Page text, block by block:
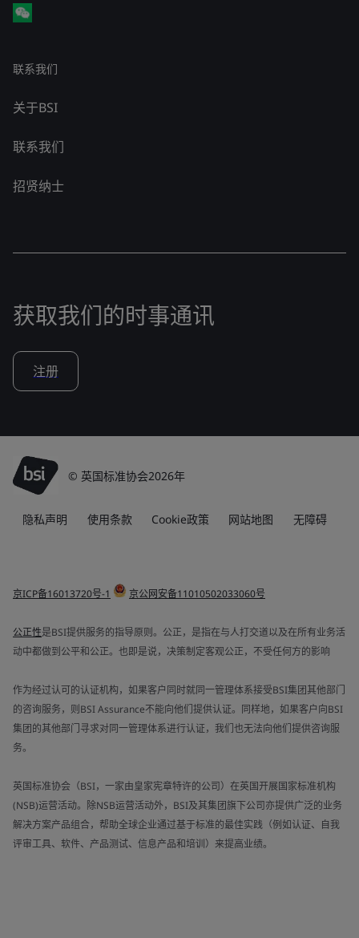
联系我们
关于BSI
联系我们
招贤纳士
获取我们的时事通讯
注册
© 英国标准协会2026年
隐私声明 使用条款 Cookie政策 网站地图 无障碍
京ICP备16013720号-1 京公网安备11010502033060号
公正性是BSI提供服务的指导原则。公正，是指在与人打交道以及在所有业务活
动中都做到公平和公正。也即是说，决策制定客观公正，不受任何方的影响
作为经过认可的认证机构，如果客户同时就同一管理体系接受BSI集团其他部门
的咨询服务，则BSI Assurance不能向他们提供认证。同样地，如果客户向BSI
集团的其他部门寻求对同一管理体系进行认证，我们也无法向他们提供咨询服
务。
英国标准协会（BSI，一家由皇家宪章特许的公司）在英国开展国家标准机构
(NSB)运营活动。除NSB运营活动外，BSI及其集团旗下公司亦提供广泛的业务
解决方案产品组合，帮助全球企业通过基于标准的最佳实践（例如认证、自我
评审工具、软件、产品测试、信息产品和培训）来提高业绩。